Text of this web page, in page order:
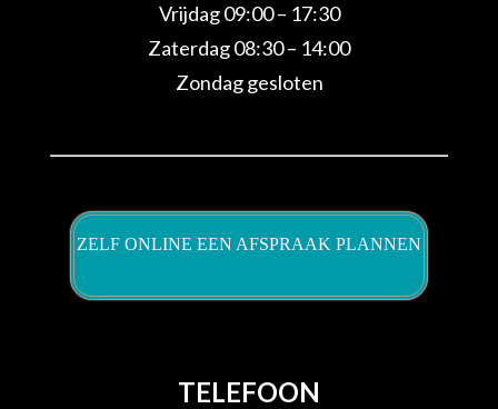
Vrijdag 09:00 – 17:30
Zaterdag 08:30 – 14:00
Zondag gesloten
ZELF ONLINE EEN AFSPRAAK PLANNEN
TELEFOON